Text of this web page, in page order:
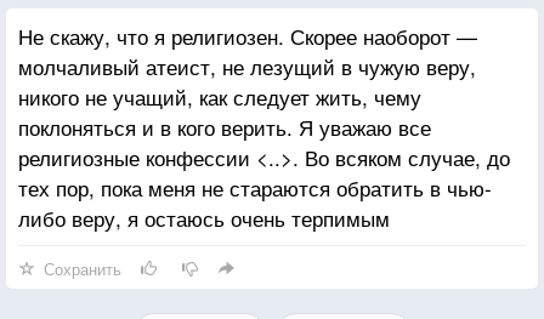
Не скажу, что я религиозен. Скорее наоборот —
молчаливый атеист, не лезущий в чужую веру,
никого не учащий, как следует жить, чему
поклоняться и в кого верить. Я уважаю все
религиозные конфессии <..>. Во всяком случае, до
тех пор, пока меня не стараются обратить в чью-
либо веру, я остаюсь очень терпимым
Сохранить